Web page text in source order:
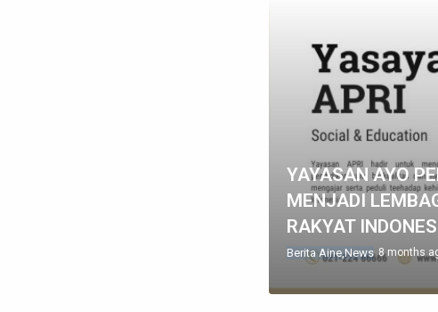
YAYASAN AYO
MENJADI
RAKYAT
Berita Aine News 8 months